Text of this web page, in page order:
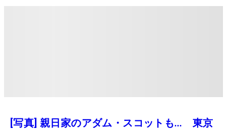
[写真] 親日家のアダム・スコットも… 東京